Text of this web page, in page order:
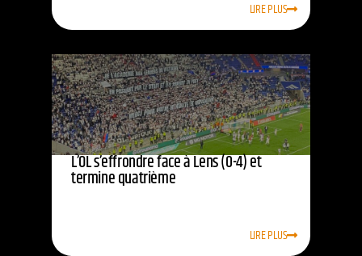
LIRE PLUS
L’OL s’effrondre face à Lens (0-4) et
termine quatrième
LIRE PLUS